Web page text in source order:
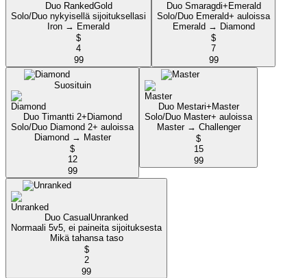
Duo RankedGold
Solo/Duo nykyisellä sijoituksellasi
Iron → Emerald
$
4
99
Duo Smaragdi+ Emerald
Solo/Duo Emerald+ auloissa
Emerald → Diamond
$
7
99
Suosituin
Duo Timantti 2+ Diamond
Solo/Duo Diamond 2+ auloissa
Diamond → Master
$
12
99
Duo Mestari+ Master
Solo/Duo Master+ auloissa
Master → Challenger
$
15
99
Duo Casual Unranked
Normaali 5v5, ei paineita sijoituksesta
Mikä tahansa taso
$
2
99